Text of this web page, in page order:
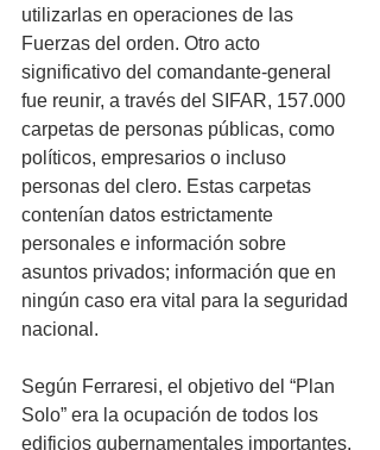
utilizarlas en operaciones de las
Fuerzas del orden. Otro acto
significativo del comandante-general
fue reunir, a través del SIFAR, 157.000
carpetas de personas públicas, como
políticos, empresarios o incluso
personas del clero. Estas carpetas
contenían datos estrictamente
personales e información sobre
asuntos privados; información que en
ningún caso era vital para la seguridad
nacional.
Según Ferraresi, el objetivo del “Plan
Solo” era la ocupación de todos los
edificios gubernamentales importantes,